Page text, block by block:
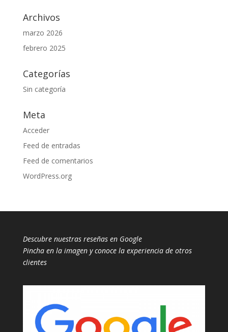
Archivos
marzo 2026
febrero 2025
Categorías
Sin categoría
Meta
Acceder
Feed de entradas
Feed de comentarios
WordPress.org
Descubre nuestras reseñas en Google
Pincha en la imagen y conoce la experiencia de otros
clientes